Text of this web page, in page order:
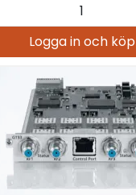
Logga in och köp